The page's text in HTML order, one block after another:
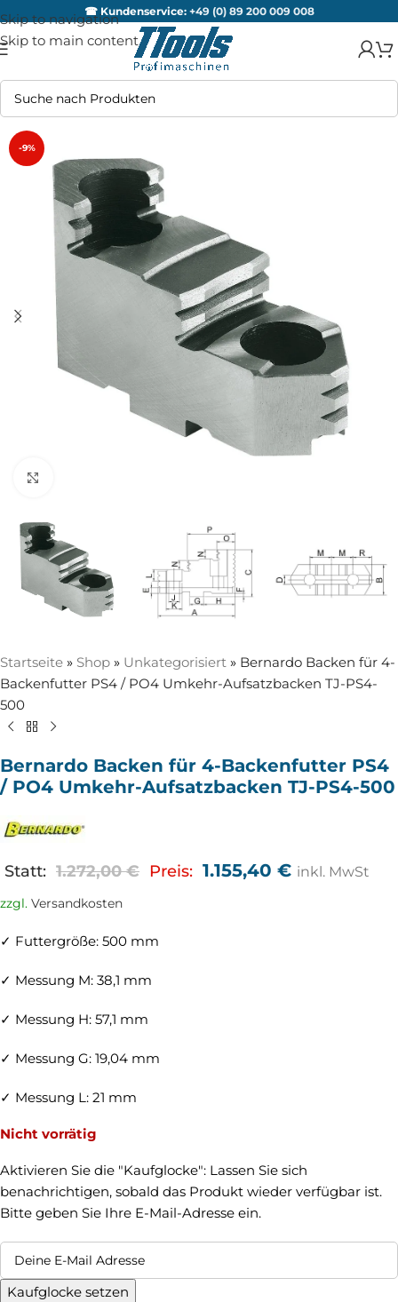
Skip to navigation
Skip to main content
☎ Kundenservice: +49 (0) 89 200 009 008
-9%
Startseite » Shop » Unkategorisiert » Bernardo Backen für 4-
Backenfutter PS4 / PO4 Umkehr-Aufsatzbacken TJ-PS4-
500
Bernardo Backen für 4-Backenfutter PS4
/ PO4 Umkehr-Aufsatzbacken TJ-PS4-500
Statt: 1.272,00€ Preis: 1.155,40 € inkl. MwSt
zzgl. Versandkosten
✓ Futtergröße: 500 mm
✓ Messung M: 38,1 mm
✓ Messung H: 57,1 mm
✓ Messung G: 19,04 mm
✓ Messung L: 21 mm
Nicht vorrätig
Aktivieren Sie die "Kaufglocke": Lassen Sie sich
benachrichtigen, sobald das Produkt wieder verfügbar ist.
Bitte geben Sie Ihre E-Mail-Adresse ein.
Kaufglocke setzen